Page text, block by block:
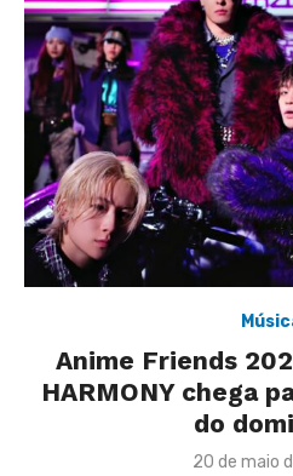
Anime Friends
HARMONY chega
do
Posted
20 de maio